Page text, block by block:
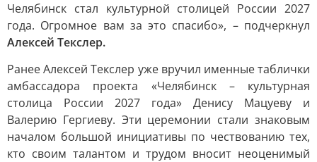
Челябинск стал культурной столицей России 2027
года. Огромное вам за это спасибо», – подчеркнул
Алексей Текслер.
Ранее Алексей Текслер уже вручил именные таблички
амбассадора проекта «Челябинск – культурная
столица России 2027 года» Денису Мацуеву и
Валерию Гергиеву. Эти церемонии стали знаковым
началом большой инициативы по чествованию тех,
кто своим талантом и трудом вносит неоценимый